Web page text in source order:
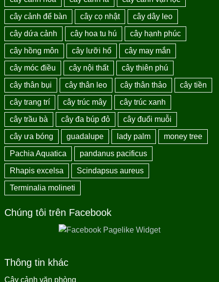
cây cảnh để bàn cây cọ nhật cây dây leo
cây dứa cảnh cây hoa tu hú cây hạnh phúc
cây hồng môn cây lưỡi hổ cây may mắn
cây móc điều cây nội thất cây thiên phú
cây thân bụi cây thân leo cây thân thảo cây tiền
cây trang trí cây trúc mây cây trúc xanh
cây trầu bà cây đa búp đỏ cây đuổi muỗi
cây ưa bóng guadalupe lady palm money tree
Pachia Aquatica pandanus pacificus
Rhapis excelsa Scindapsus aureus
Terminalia molineti
Chúng tôi trên Facebook
Thông tin khác
Cây cảnh văn phòng